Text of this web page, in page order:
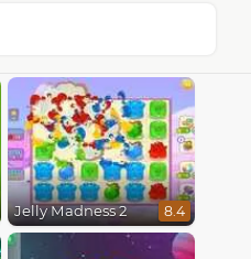
Jelly Madness 2 8.4